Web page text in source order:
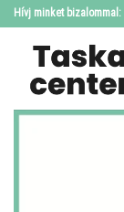
Skip
to
content
Hívj minket bizalommal: